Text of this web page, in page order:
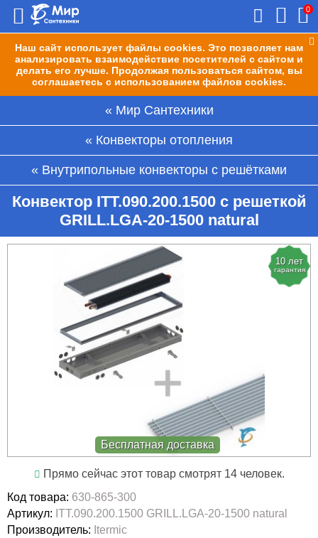
Наш сайт использует файлы cookies. Это позволяет нам
анализировать взаимодействие посетителей с сайтом и
делать его лучше. Продолжая пользоваться сайтом, вы
соглашаетесь с использованием файлов cookies.
0
Мир Сантехники
Конвекторы отопления
Внутрипольные конвекторы с решётками
Конвектор ITT.090.200.1500 с решеткой
GRILL.LGA-20-1500 natural
10 лет
гарантия
Бесплатная доставка
Прямо сейчас этот товар смотрят 14 человек.
Код товара: 630-865-300
Артикул: ITT.090.200.1500 GRILL.LGA-20-1500 natural
Производитель: Itermic